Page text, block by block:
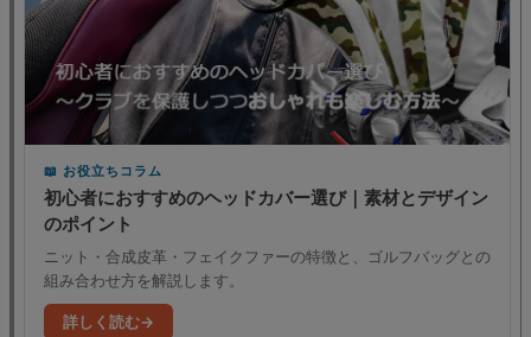
お役立ちコラム
初心者におすすめのヘッドカバー選び｜素材とデザイン
のポイント
ニット・合成皮革・フェイクファーの特徴と、ゴルフバッグとの
組み合わせ方を解説します。
詳しく読む